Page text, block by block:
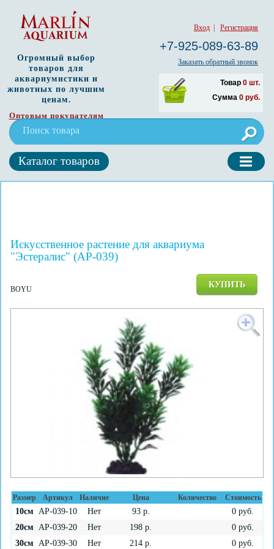
Вход Регистрация
+7-925-089-63-89
Заказать обратный звонок
Товар 0 шт.
Сумма 0 руб.
Огромный выбор
товаров для
аквариумистики и
животных по лучшим
ценам.
Оптовым покупателям
Каталог товаров
Искусственное растение для аквариума
"Эстералис" (AP-039)
BOYU КУПИТЬ
Размер Артикул Наличие Цена Количество Стоимость
10см AP-039-10 Нет 93р. 0 руб.
20см AP-039-20 Нет 198 р. 0 руб.
30см AP-039-30 Нет 214 р. 0 руб.